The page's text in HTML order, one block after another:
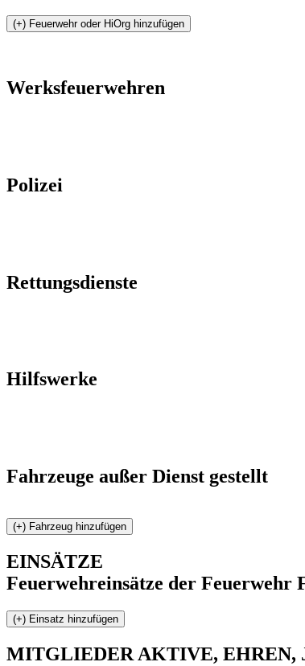
Werksfeuerwehren
Polizei
Rettungsdienste
Hilfswerke
Fahrzeuge außer Dienst gestellt
EINSÄTZE
Feuerwehreinsätze der Feuerwehr
MITGLIEDER AKTIVE, EHREN,